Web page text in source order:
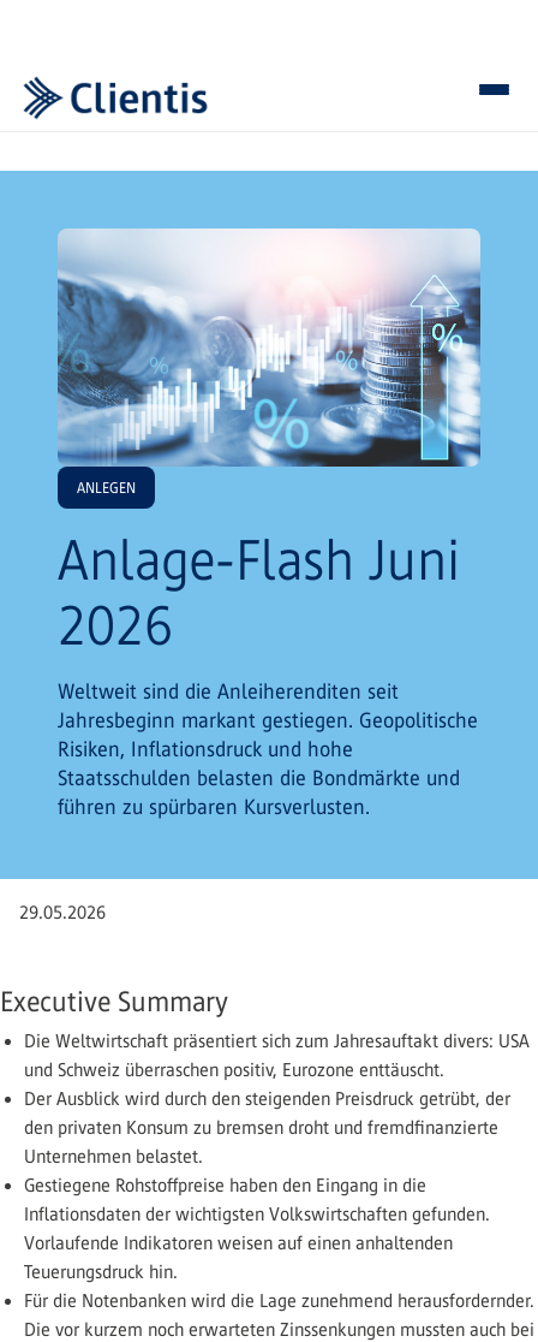
ANLEGEN
Anlage-Flash Juni
2026
Weltweit sind die Anleiherenditen seit
Jahresbeginn markant gestiegen. Geopolitische
Risiken, Inflationsdruck und hohe
Staatsschulden belasten die Bondmärkte und
führen zu spürbaren Kursverlusten.
29.05.2026
Executive Summary
Die Weltwirtschaft präsentiert sich zum Jahresauftakt divers: USA
und Schweiz überraschen positiv, Eurozone enttäuscht.
Der Ausblick wird durch den steigenden Preisdruck getrübt, der
den privaten Konsum zu bremsen droht und fremdfinanzierte
Unternehmen belastet.
Gestiegene Rohstoffpreise haben den Eingang in die
Inflationsdaten der wichtigsten Volkswirtschaften gefunden.
Vorlaufende Indikatoren weisen auf einen anhaltenden
Teuerungsdruck hin.
Für die Notenbanken wird die Lage zunehmend herausfordernder.
Die vor kurzem noch erwarteten Zinssenkungen mussten auch bei